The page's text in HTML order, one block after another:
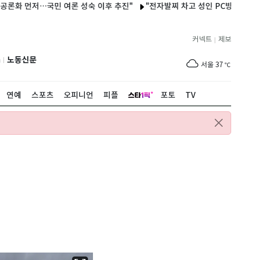
국민 여론 성숙 이후 추진" "전자발찌 차고 성인 PC방 운영"…울산경
노동신문
제보
커넥트
서울 37 ℃
36
연예 스포츠 오피니언 피플 포토 TV